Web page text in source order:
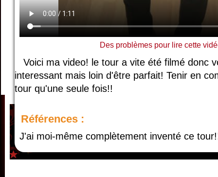
Des problèmes pour lire cette
Voici ma video! le tour a vite été filmé donc
interessant mais loin d'être parfait! Tenir en
tour qu'une seule fois!!
Références :
J'ai moi-même complètement inventé ce